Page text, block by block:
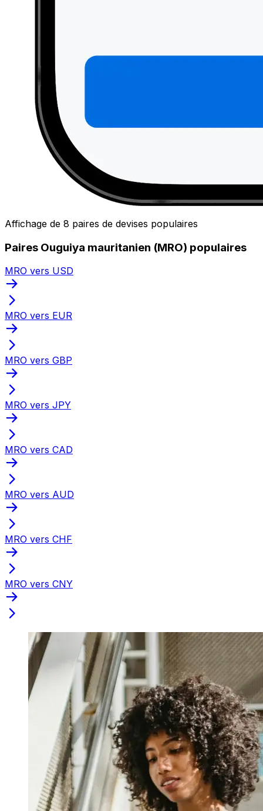
Affichage de 8 paires de devises populaires
Paires Ouguiya mauritanien (MRO) populaires
MRO vers USD
MRO vers EUR
MRO vers GBP
MRO vers JPY
MRO vers CAD
MRO vers AUD
MRO vers CHF
MRO vers CNY